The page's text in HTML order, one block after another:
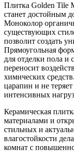
Плитка Golden Tile
станет достойным
Моноколор
существующих
позволит создать
Прямоугольная
для отделки пола и
переносит
химических
царапин и не
интенсивных
Керамическая
материалами и
стильных и
влагостойкости
комнат с